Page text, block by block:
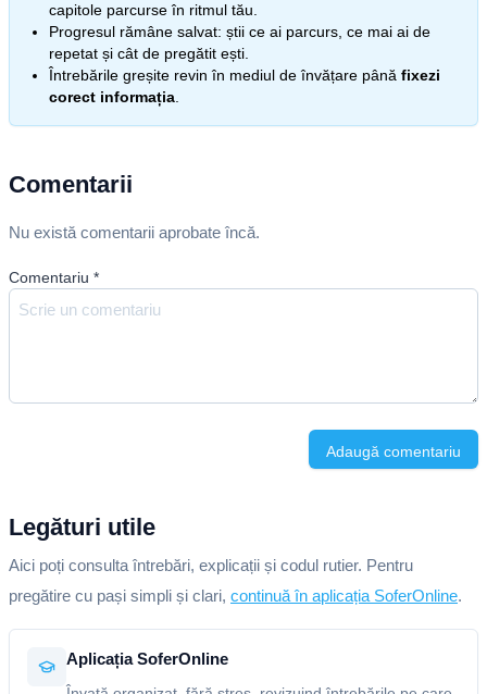
capitole parcurse în ritmul tău.
Progresul rămâne salvat: știi ce ai parcurs, ce mai ai de
repetat și cât de pregătit ești.
Întrebările greșite revin în mediul de învățare până fixezi
corect informația
Comentarii
Nu există comentarii aprobate încă.
Comentariu *
Adaugă comentariu
Legături utile
Aici poți consulta întrebări, explicații și codul rutier. Pentru
pregătire cu pași simpli și clari, continuă în aplicația SoferOnline.
Aplicația SoferOnline